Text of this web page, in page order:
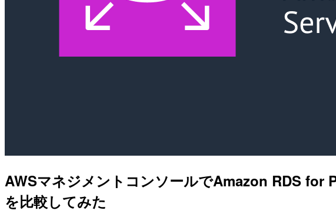
AWSマネジメントコンソールでAmazon RDS for
を比較してみた